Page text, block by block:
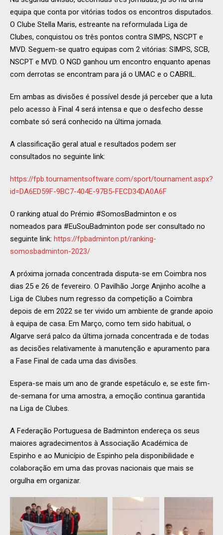
equipa que conta por vitórias todos os encontros disputados.
O Clube Stella Maris, estreante na reformulada Liga de
Clubes, conquistou os três pontos contra SIMPS, NSCPT e
MVD. Seguem-se quatro equipas com 2 vitórias: SIMPS, SCB,
NSCPT e MVD. O NGD ganhou um encontro enquanto apenas
com derrotas se encontram para já o UMAC e o CABRIL.
Em ambas as divisões é possível desde já perceber que a luta
pelo acesso à Final 4 será intensa e que o desfecho desse
combate só será conhecido na última jornada.
A classificação geral atual e resultados podem ser
consultados no seguinte link:
https://fpb.tournamentsoftware.com/sport/tournament.aspx?
id=DA6ED59F-9BC7-404E-97B5-FECD34DA0A6F
O ranking atual do Prémio #SomosBadminton e os
nomeados para #EuSouBadminton pode ser consultado no
seguinte link: https://fpbadminton.pt/ranking-
somosbadminton-2023/
A próxima jornada concentrada disputa-se em Coimbra nos
dias 25 e 26 de fevereiro. O Pavilhão Jorge Anjinho acolhe a
Liga de Clubes num regresso da competição a Coimbra
depois de em 2022 se ter vivido um ambiente de grande apoio
à equipa de casa. Em Março, como tem sido habitual, o
Algarve será palco da última jornada concentrada e de todas
as decisões relativamente à manutenção e apuramento para
a Fase Final de cada uma das divisões.
Espera-se mais um ano de grande espetáculo e, se este fim-
de-semana for uma amostra, a emoção continua garantida
na Liga de Clubes.
A Federação Portuguesa de Badminton endereça os seus
maiores agradecimentos à Associação Académica de
Espinho e ao Município de Espinho pela disponibilidade e
colaboração em uma das provas nacionais que mais se
orgulha em organizar.